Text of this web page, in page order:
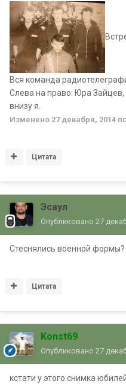
Вся команда
Слева на право: Юра
внизу я.
Изменено 27 декабря, 2014
Цитата
Эсаул
Опубликовано 27
Стеснялись военной формы?
Цитата
Konst69
Опубликовано 27
кстати у этого снимка